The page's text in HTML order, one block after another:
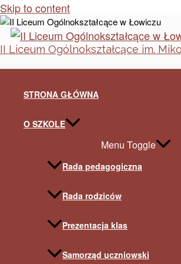
Skip to content
II Liceum Ogólnokształcące im.
STRONA GŁÓWNA
O SZKOLE
Menu Toggle
Rada pedagogiczna
Rada rodziców
Prezentacja klas
Samorząd uczniowski